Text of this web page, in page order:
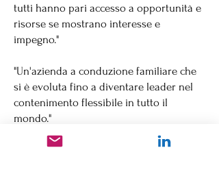
tutti hanno pari accesso a opportunità e
risorse se mostrano interesse e
impegno."
"Un'azienda a conduzione familiare che
si è evoluta fino a diventare leader nel
contenimento flessibile in tutto il
mondo."
"Azienda molto amichevole e solidale,